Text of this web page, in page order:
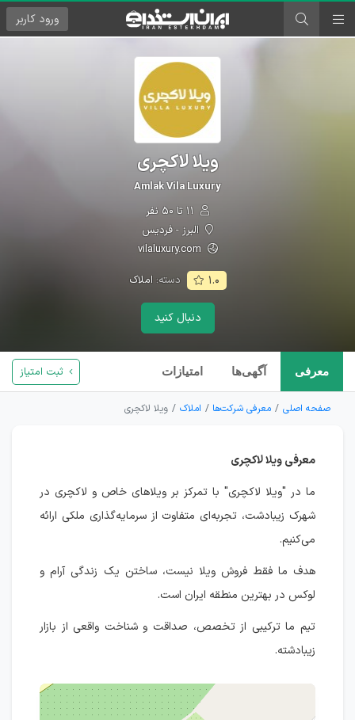
ورود کاربر
ویلا لاکچری
Amlak Vila Luxury
البرز - فردیس
vilaluxury.com
۱.۰ دسته:املاک
دنبال کنید
معرفی آگهی‌ها امتیازات ثبت امتیاز
صفحه اصلی معرفی شرکت‌ها املاک ویلا لاکچری
معرفی ویلا لاکچری
ما در "ویلا لاکچری" با تمرکز بر ویلاهای خاص و لاکچری در
شهرک زیبادشت، تجربه‌ای متفاوت از سرمایه‌گذاری ملکی ارائه
می‌کنیم.
هدف ما فقط فروش ویلا نیست، ساختن یک زندگی آرام و
لوکس در بهترین منطقه ایران است.
تیم ما ترکیبی از تخصص، صداقت و شناخت واقعی از بازار
زیبادشته.